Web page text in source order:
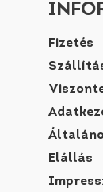
Fizetés
Elállás